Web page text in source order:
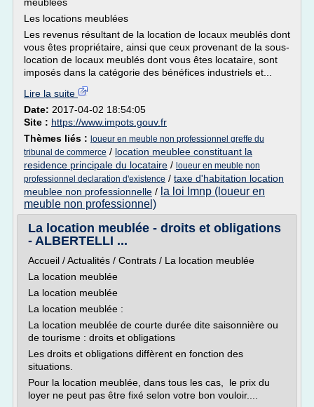
Les locations meublées
Les revenus résultant de la location de locaux meublés dont
vous êtes propriétaire, ainsi que ceux provenant de la sous-
location de locaux meublés dont vous êtes locataire, sont
imposés dans la catégorie des bénéfices industriels et...
Lire la suite
Date: 2017-04-02 18:54:05
Site : https://www.impots.gouv.fr
Thèmes liés : loueur en meuble non professionnel greffe du
tribunal de commerce / location meublee constituant la
residence principale du locataire / loueur en meuble non
professionnel declaration d'existence / taxe d'habitation location
meublee non professionnelle / la loi lmnp (loueur en
meuble non professionnel)
La location meublée - droits et obligations
- ALBERTELLI ...
Accueil / Actualités / Contrats / La location meublée
La location meublée
La location meublée
La location meublée :
La location meublée de courte durée dite saisonnière ou
de tourisme : droits et obligations
Les droits et obligations diffèrent en fonction des
situations.
Pour la location meublée, dans tous les cas, le prix du
loyer ne peut pas être fixé selon votre bon vouloir....